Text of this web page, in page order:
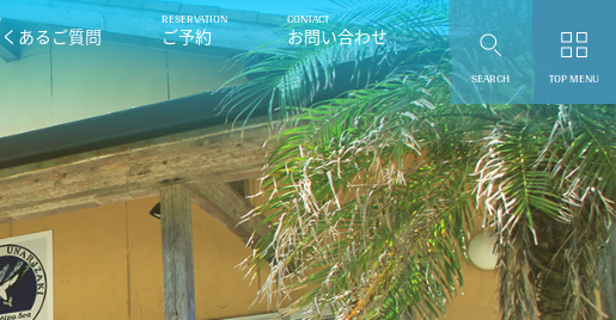
あるご質問 ご予約 お問い合わせ
SEARCH TOP MENU